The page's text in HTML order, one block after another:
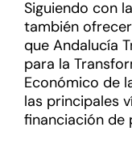
Siguiendo con
también
que Andalucía
para la
Económico de
las principales
financiación de